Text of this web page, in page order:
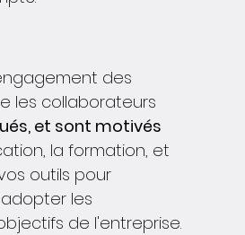
des
les collaborateurs
et sont motivés
la formation, et
outils pour
les
de l'entreprise.